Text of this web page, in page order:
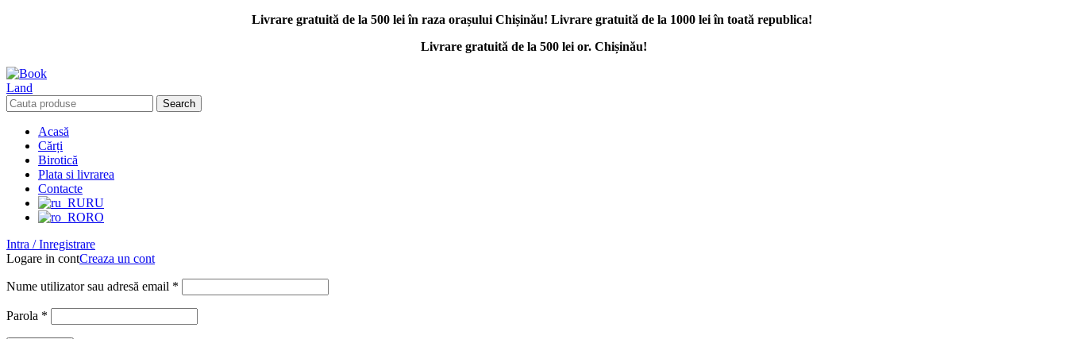
Livrare gratuită de la 500 lei în raza orașului Chișinău! Livrare gratuită de la 1000 lei în toată republica!
Livrare gratuită de la 500 lei or. Chișinău!
Search
Acasă
Cărți
Birotică
Plata si livrarea
Contacte
RU
RO
Intra / Inregistrare
Logare in contCreaza un cont
Nume utilizator sau adresă email *
Parola *